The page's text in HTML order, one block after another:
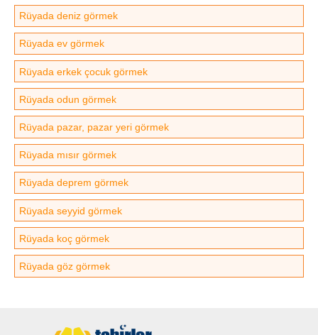
Rüyada deniz görmek
Rüyada ev görmek
Rüyada erkek çocuk görmek
Rüyada odun görmek
Rüyada pazar, pazar yeri görmek
Rüyada mısır görmek
Rüyada deprem görmek
Rüyada seyyid görmek
Rüyada koç görmek
Rüyada göz görmek